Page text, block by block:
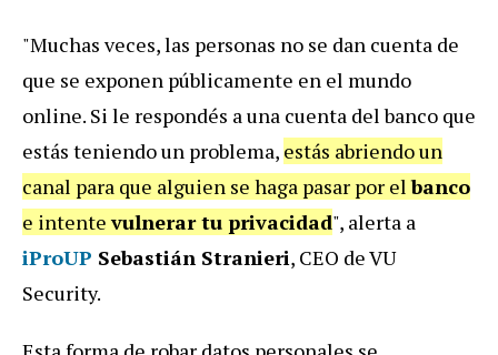
"Muchas veces, las personas no se dan cuenta de
que se exponen públicamente en el mundo
online. Si le respondés a una cuenta del banco que
estás teniendo un problema, estás abriendo un
canal para que alguien se haga pasar por elbanco
e intentevulnerar tu privacidad", alerta a
iProUP Sebastián Stranieri, CEO de VU
Security.